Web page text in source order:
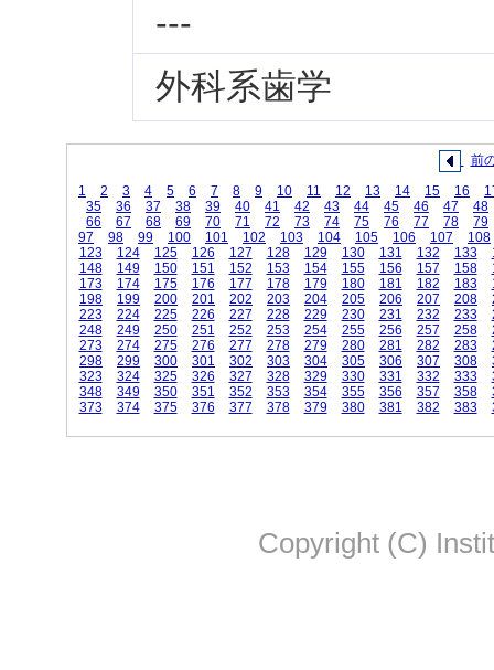
---
外科系歯学
前
1
2 3 4 5 6 7 8 9 10 11 12 13 14 15 16
35
36 37 38 39 40 41 42 43 44 45 46 47
48
66
67 68 69 70 71 72 73 74 75 76 77 78
79
97
98 99 100 101 102 103 104 105 106 107
108
123
124 125 126 127 128 129 130 131 132 133
148
149 150 151 152 153 154 155 156 157 158
173
174 175 176 177 178 179 180 181 182 183
198
199 200 201 202 203 204 205 206 207 208
223
224 225 226 227 228 229 230 231 232 233
248
249 250 251 252 253 254 255 256 257 258
273
274 275 276 277 278 279 280 281 282 283
298
299 300 301 302 303 304 305 306 307 308
323
324 325 326 327 328 329 330 331 332 333
348
349 350 351 352 353 354 355 356 357 358
373
374 375 376 377 378 379 380 381 382 383
Copyright (C)